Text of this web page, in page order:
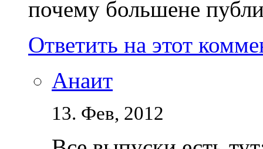
почему большене
Ответить на этот
Анаит
13. Фев, 2012